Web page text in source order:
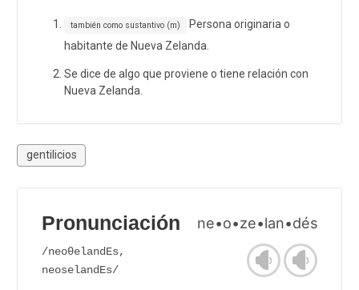
también como sustantivo (m)
Persona originaria o
habitante de Nueva Zelanda.
Se dice de algo que proviene o tiene relación con
Nueva Zelanda.
gentilicios
Pronunciación ne•o•ze•lan•dés
/neoθelandEs,
neoselandEs/